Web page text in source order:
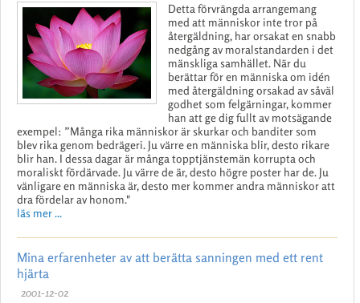
Detta förvrängda arrangemang
med att människor inte tror på
återgäldning, har orsakat en snabb
nedgång av moralstandarden i det
mänskliga samhället. När du
berättar för en människa om idén
med återgäldning orsakad av såväl
godhet som felgärningar, kommer
han att ge dig fullt av motsägande
exempel: ”Många rika människor är skurkar och banditer som
blev rika genom bedrägeri. Ju värre en människa blir, desto rikare
blir han. I dessa dagar är många topptjänstemän korrupta och
moraliskt fördärvade. Ju värre de är, desto högre poster har de. Ju
vänligare en människa är, desto mer kommer andra människor att
dra fördelar av honom."
läs mer ...
Mina erfarenheter av att berätta sanningen med ett rent
hjärta
2001-12-02